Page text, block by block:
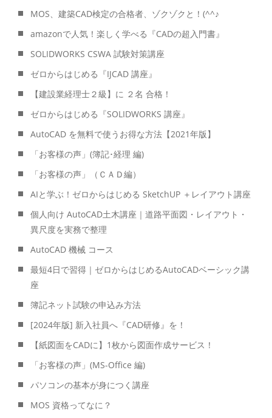
MOS、建築CAD検定の合格者、ゾクゾクと！(^^♪
amazonで人気！楽しく学べる『CADの超入門書』
SOLIDWORKS CSWA 試験対策講座
ゼロからはじめる『IJCAD 講座』
【建設業経理士２級】に ２名 合格！
ゼロからはじめる『SOLIDWORKS 講座』
AutoCAD を無料で使うお得な方法【2021年版】
「お客様の声」(簿記･経理 編)
「お客様の声」（ＣＡＤ編）
AIと学ぶ！ゼロからはじめる SketchUP ＋レイアウト講座
個人向け AutoCAD土木講座｜道路平面図・レイアウト・
異尺度を実務で整理
AutoCAD 機械 コース
最短4日で習得｜ゼロからはじめるAutoCADベーシック講
座
簿記ネット試験の申込み方法
[2024年版] 新入社員へ『CAD研修』を！
【紙図面をCADに】1枚から図面作成サービス！
「お客様の声」(MS-Office 編)
パソコンの基本が身につく講座
MOS 資格ってなに？